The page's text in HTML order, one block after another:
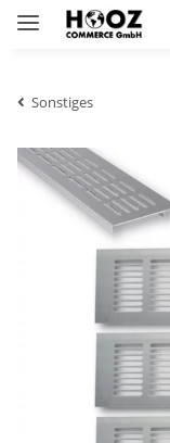
Sonstiges